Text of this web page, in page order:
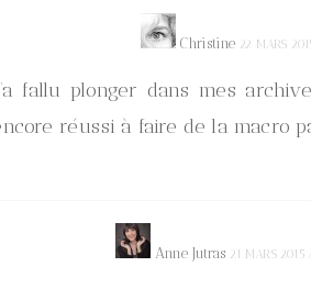
Christine 22 MARS
fallu plonger dans mes
réussi à faire de la macro
Anne Jutras 21 MARS 2015